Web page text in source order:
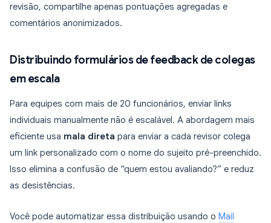
revisão, compartilhe apenas pontuações agregadas e
comentários anonimizados.
Distribuindo formulários de feedback de colegas
em escala
Para equipes com mais de 20 funcionários, enviar links
individuais manualmente não é escalável. A abordagem mais
eficiente usa mala direta para enviar a cada revisor colega
um link personalizado com o nome do sujeito pré-preenchido.
Isso elimina a confusão de “quem estou avaliando?” e reduz
as desistências.
Você pode automatizar essa distribuição usando o Mail